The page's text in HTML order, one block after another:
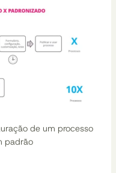
de um processo
padrão